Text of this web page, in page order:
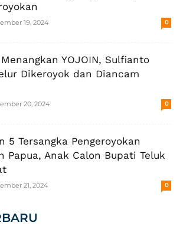
19, 2024 0
YOJOIN, Sulfianto
Dikeroyok dan Diancam
20, 2024 0
5 Tersangka Pengeroyokan
Papua, Anak Calon Bupati Teluk
21, 2024 0